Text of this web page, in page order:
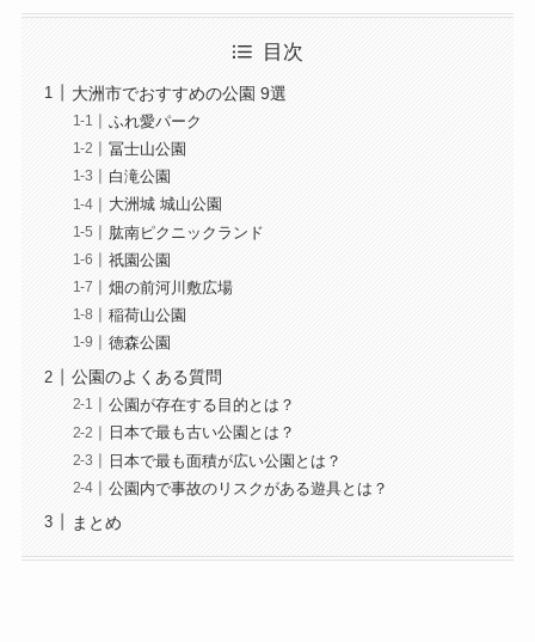
目次
大洲市でおすすめの公園 9選
ふれ愛パーク
冨士山公園
白滝公園
大洲城 城山公園
肱南ピクニックランド
祇園公園
畑の前河川敷広場
稲荷山公園
徳森公園
公園のよくある質問
公園が存在する目的とは？
日本で最も古い公園とは？
日本で最も面積が広い公園とは？
公園内で事故のリスクがある遊具とは？
まとめ